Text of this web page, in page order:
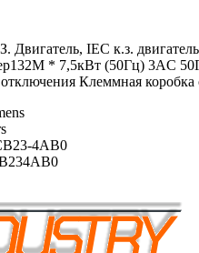
IEC к.з.
* 7,5кВт (50Гц) 3AC
Клеммная
4AB0